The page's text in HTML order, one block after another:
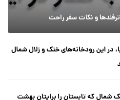
ترفندها و نکات سفر راحت
در این رودخانه‌های خنک و زلال شمال
شمال که تابستان را برایتان بهشت